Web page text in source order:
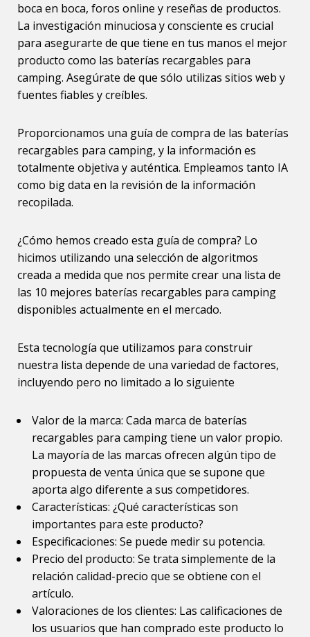
boca en boca, foros online y reseñas de productos.
La investigación minuciosa y consciente es crucial
para asegurarte de que tiene en tus manos el mejor
producto como las baterías recargables para
camping. Asegúrate de que sólo utilizas sitios web y
fuentes fiables y creíbles.
Proporcionamos una guía de compra de las baterías
recargables para camping, y la información es
totalmente objetiva y auténtica. Empleamos tanto IA
como big data en la revisión de la información
recopilada.
¿Cómo hemos creado esta guía de compra? Lo
hicimos utilizando una selección de algoritmos
creada a medida que nos permite crear una lista de
las 10 mejores baterías recargables para camping
disponibles actualmente en el mercado.
Esta tecnología que utilizamos para construir
nuestra lista depende de una variedad de factores,
incluyendo pero no limitado a lo siguiente
Valor de la marca: Cada marca de baterías
recargables para camping tiene un valor propio.
La mayoría de las marcas ofrecen algún tipo de
propuesta de venta única que se supone que
aporta algo diferente a sus competidores.
Características: ¿Qué características son
importantes para este producto?
Especificaciones: Se puede medir su potencia.
Precio del producto: Se trata simplemente de la
relación calidad-precio que se obtiene con el
artículo.
Valoraciones de los clientes: Las calificaciones de
los usuarios que han comprado este producto lo